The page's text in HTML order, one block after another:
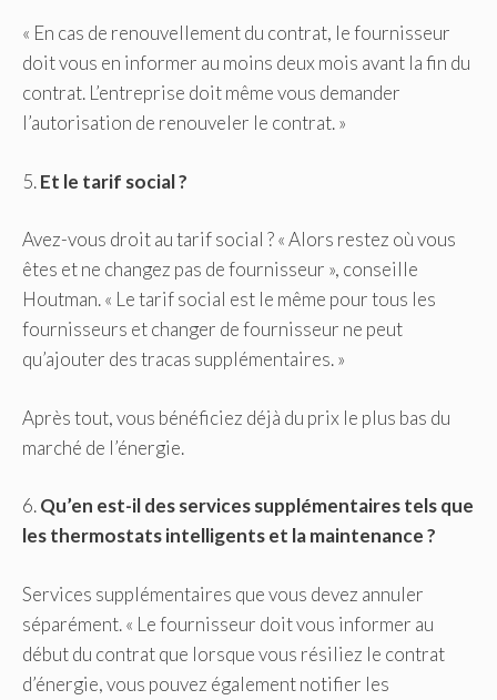
« En cas de renouvellement du contrat, le fournisseur
doit vous en informer au moins deux mois avant la fin du
contrat. L’entreprise doit même vous demander
l’autorisation de renouveler le contrat. »
5.Et le tarif social ?
Avez-vous droit au tarif social ? « Alors restez où vous
êtes et ne changez pas de fournisseur », conseille
Houtman. « Le tarif social est le même pour tous les
fournisseurs et changer de fournisseur ne peut
qu’ajouter des tracas supplémentaires. »
Après tout, vous bénéficiez déjà du prix le plus bas du
marché de l’énergie.
6.Qu’en est-il des services supplémentaires tels que
les thermostats intelligents et la maintenance ?
Services supplémentaires que vous devez annuler
séparément. « Le fournisseur doit vous informer au
début du contrat que lorsque vous résiliez le contrat
d’énergie, vous pouvez également notifier les